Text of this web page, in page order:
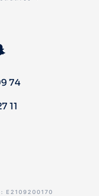
74
11
: E2109200170